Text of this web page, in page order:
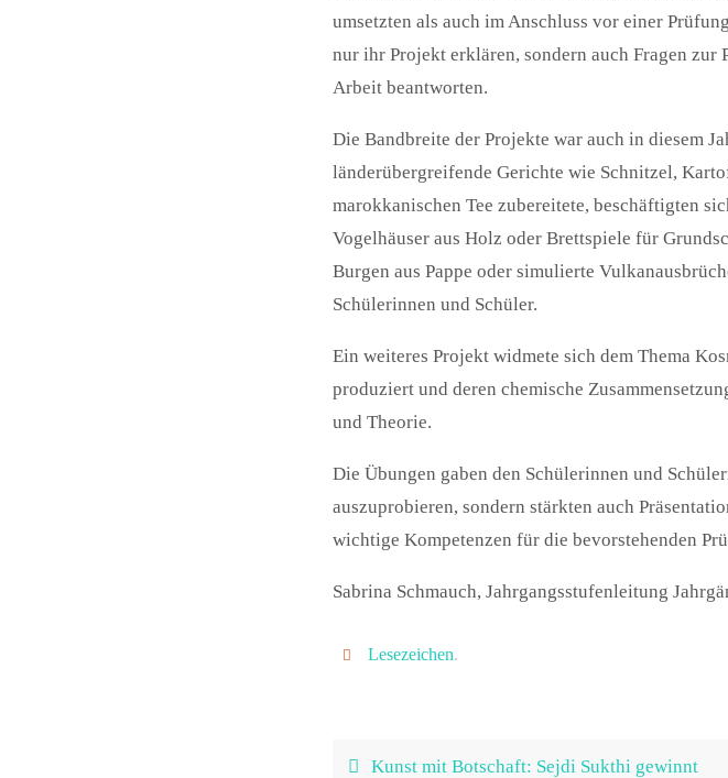
umsetzten als auch im Anschluss vor einer
nur ihr Projekt erklären, sondern auch Fragen
Arbeit beantworten.
Die Bandbreite der Projekte war auch in diesem
länderübergreifende Gerichte wie Schnitzel,
marokkanischen Tee zubereitete, beschäftigten
Vogelhäuser aus Holz oder Brettspiele für
Burgen aus Pappe oder simulierte
Schülerinnen und Schüler.
Ein weiteres Projekt widmete sich dem Thema
produziert und deren chemische
und Theorie.
Die Übungen gaben den Schülerinnen und
auszuprobieren, sondern stärkten auch
wichtige Kompetenzen für die bevorstehenden
Sabrina Schmauch, Jahrgangsstufenleitung
Lesezeichen.
Kunst mit Botschaft: Sejdi Sukthi gewinnt